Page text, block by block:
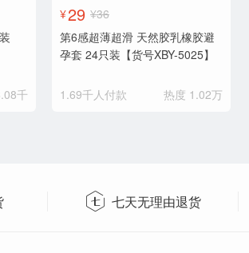
千
¥29 ¥36
第6感超薄超滑 天然胶乳橡胶避
孕套 24只装【货号XBY-5025】
1.69千人付款 热度 1.02万
七天无理由退货